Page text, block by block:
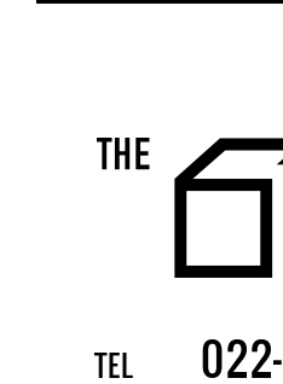
TEL 022-